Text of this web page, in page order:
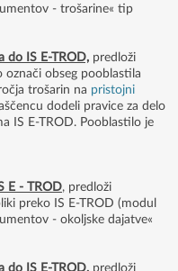
- trošarine« tip
do IS E-TROD, predloži
obseg pooblastila
trošarin na pristojni
dodeli pravice za delo
IS E-TROD. Pooblastilo je
E - TROD, predloži
preko IS E-TROD (modul
- okoljske dajatve«
do IS E-TROD, predloži